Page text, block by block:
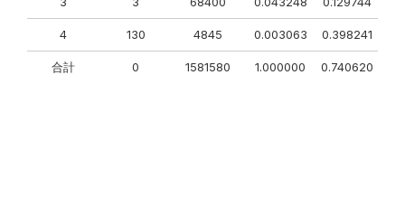
4 130 4845 0.003063 0.398241
合計 0 1581580 1.000000 0.740620